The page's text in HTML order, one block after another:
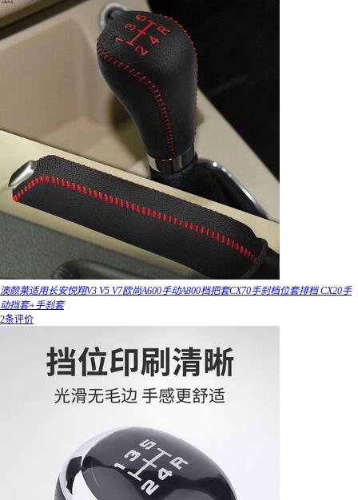
澳颜莱适用长安悦翔V3 V5 V7欧尚A600手动A800档把套CX70手刹档位套排档 CX20手
动挡套+手刹套
2条评价